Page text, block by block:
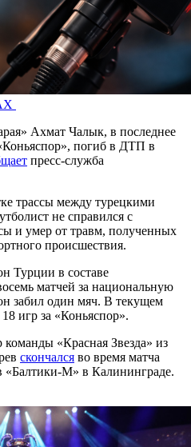
Ахмат Чалык, в последнее
погиб в ДТП в
пресс-служба
трассы между турецкими
не справился с
и умер от травм, полученных
происшествия.
Турции в составе
матчей за национальную
забил один мяч. В текущем
игр за «Коньяспор».
команды «Красная Звезда» из
скончался во время матча
«Балтики-М» в Калининграде.